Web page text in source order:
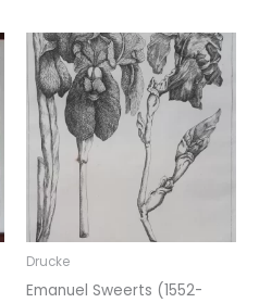
Drucke
Emanuel Sweerts (1552-